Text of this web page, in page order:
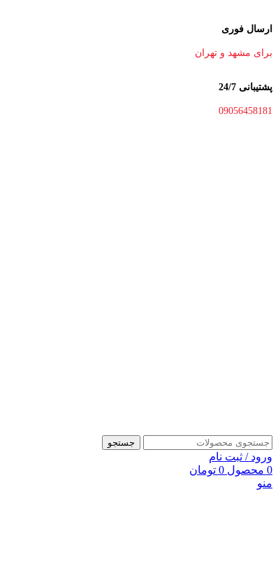
ارسال فوری
برای مشهد و تهران
پشتیبانی 24/7
09056458181
جستجو
ورود / ثبت نام
0 محصول 0 تومان
منو